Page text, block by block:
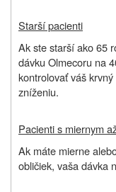
Starší pacienti
Ak ste starší ako 65
dávku Olmecoru na
kontrolovať váš
zníženiu.
Pacienti s miernym
Ak máte mierne
obličiek, vaša dávka